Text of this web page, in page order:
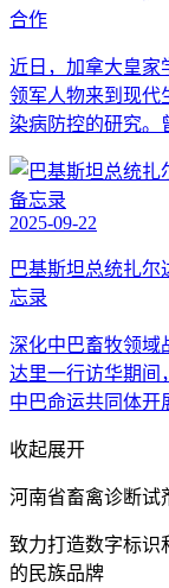
合作
近日，加拿大皇
领军人物来到现代
染病防控的研究。
2025-09-22
巴基斯坦总统扎
忘录
深化中巴畜牧领域
达里一行访华期间
中巴命运共同体开
收起展开
河南省畜禽诊断试
致力打造数字标识
的民族品牌